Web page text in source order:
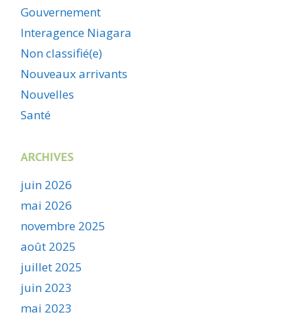
Gouvernement
Interagence Niagara
Non classifié(e)
Nouveaux arrivants
Nouvelles
Santé
ARCHIVES
juin 2026
mai 2026
novembre 2025
août 2025
juillet 2025
juin 2023
mai 2023